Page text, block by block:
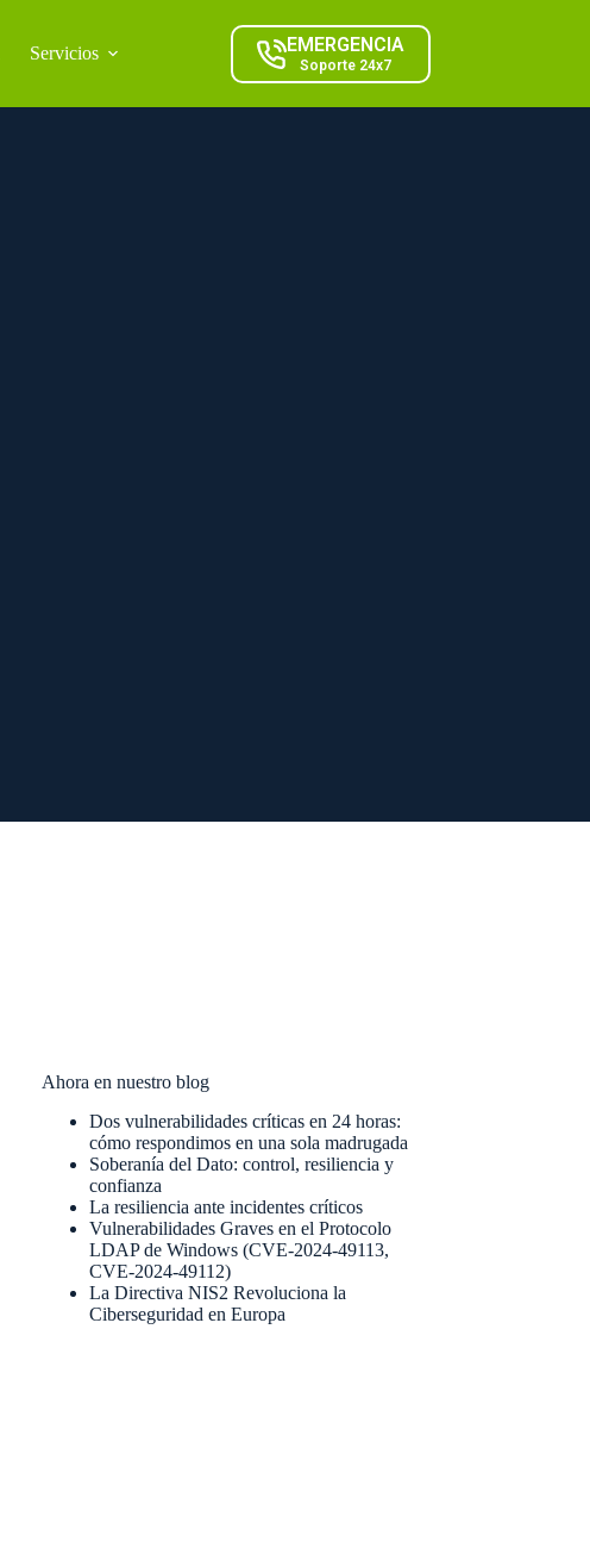
Servicios EMERGENCIA
Soporte 24x7
Ahora en nuestro blog
Dos vulnerabilidades críticas en 24 horas:
cómo respondimos en una sola madrugada
Soberanía del Dato: control, resiliencia y
confianza
La resiliencia ante incidentes críticos
Vulnerabilidades Graves en el Protocolo
LDAP de Windows (CVE-2024-49113,
CVE-2024-49112)
La Directiva NIS2 Revoluciona la
Ciberseguridad en Europa